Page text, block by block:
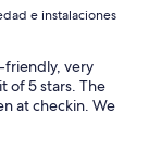
e instalaciones
friendly, very
of 5 stars. The
at checkin. We